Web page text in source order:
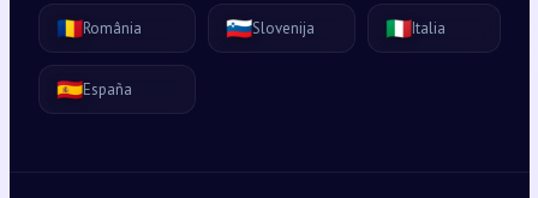
🇷🇴România 🇸🇮Slovenija 🇮🇹Italia
🇪🇸España